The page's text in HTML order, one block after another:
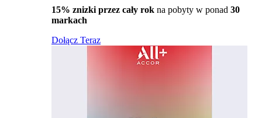
15% znizki przez cały rok na pobyty w ponad 30
markach
Dołącz Teraz